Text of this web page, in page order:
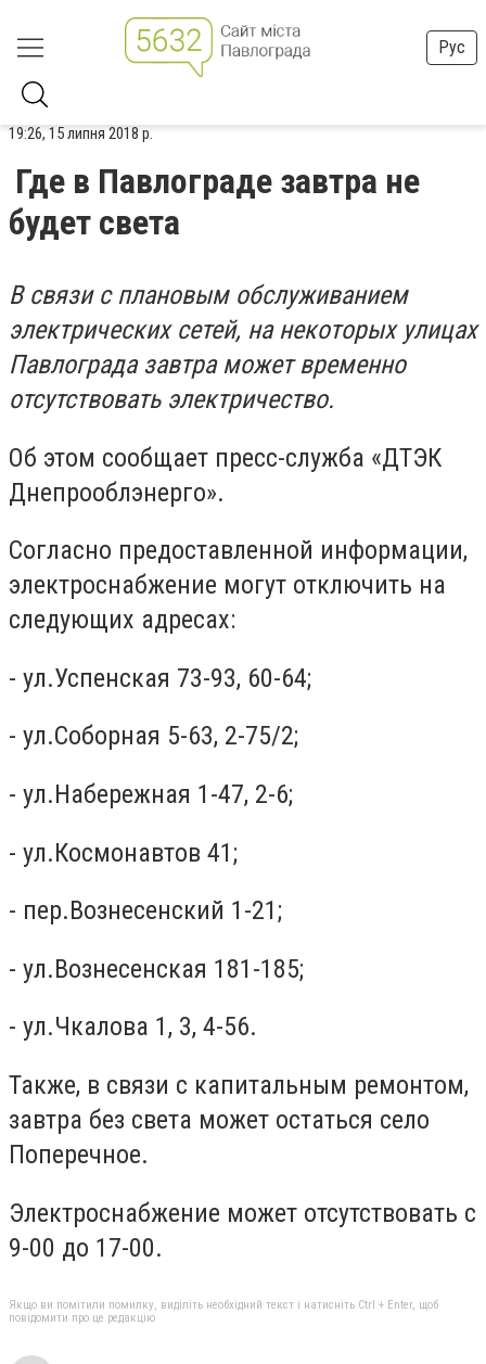
Рус
19:26, 15 липня 2018 р.
Где в Павлограде завтра не
будет света
В связи с плановым обслуживанием
электрических сетей, на некоторых улицах
Павлограда завтра может временно
отсутствовать электричество.
Об этом сообщает пресс-служба «ДТЭК
Днепрооблэнерго».
Согласно предоставленной информации,
электроснабжение могут отключить на
следующих адресах:
- ул.Успенская 73-93, 60-64;
- ул.Соборная 5-63, 2-75/2;
- ул.Набережная 1-47, 2-6;
- ул.Космонавтов 41;
- пер.Вознесенский 1-21;
- ул.Вознесенская 181-185;
- ул.Чкалова 1, 3, 4-56.
Также, в связи с капитальным ремонтом,
завтра без света может остаться село
Поперечное.
Электроснабжение может отсутствовать с
9-00 до 17-00.
Якщо ви помітили помилку, виділіть необхідний текст і натисніть Ctrl + Enter, щоб
повідомити про це редакцію